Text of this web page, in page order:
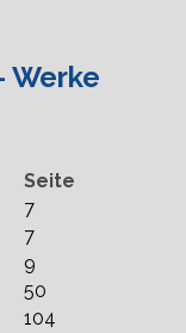
Werke
Seite
7
7
9
50
104